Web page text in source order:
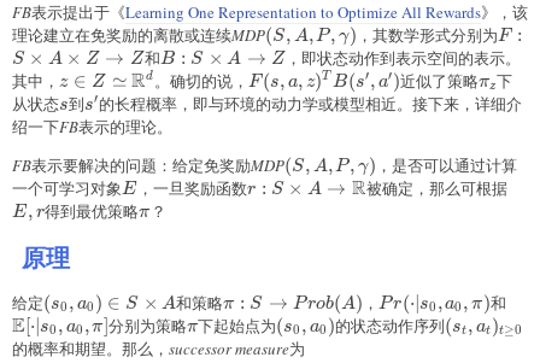
FB表示提出于《Learning One Representation to Optimize All Rewards》，该
理论建立在免奖励的离散或连续MDP(S,A,P,\gamma)
(S, A,P , γ) ，其数学形式分别为
Z\to
F :
S × A × Z → Z和B:S\times
A\to Z
B : S × A → Z ，即状态动作到表示空间的表示。
其中， z\in
Z\simeq\mathbb{R}^d
z ∈ Z ≃ Rd 。确切的说，F(s,a,z)^TB({s}',
{a}')
F (s, a, z)T B(s′, a′)近似了策略\pi_z
πz下
从状态s
s到{s}'
s′的长程概率，即与环境的动力学或模型相近。接下来，详细介
绍一下FB表示的理论。
FB表示要解决的问题：给定免奖励MDP(S,A,P,\gamma)
(S, A,P , γ) ，是否可以通过计算
一个可学习对象E
E，一旦奖励函数r:S\times
r : S × A → R被确定，那么可根据E,r
E, r得到最优策略\pi
π ？
原理
给定(s_0,a_0)\in
S\times A
(s0 , a0 ) ∈ S × A和策略\pi:S\to
Prob(A)
π : S → Prob(A) ，Pr(\cdot\vert
s_0,a_0,\pi)
Pr(⋅ s0 ,a0 , π)和
E[⋅ s0 , a0 ,π]分别为策略\pi
π下起始点为(s_0,a_0)
(s0 , a0 )的状态动作序列(st , at )t≥0
的概率和期望。那么， successor measure为